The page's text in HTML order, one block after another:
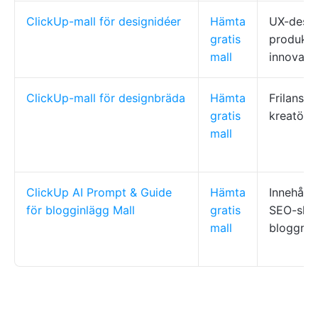
ClickUp-mall för designidéer
Hämta
gratis
mall
UX-
ClickUp-mall för designbräda
Hämta
gratis
mall
ClickUp AI Prompt & Guide
för blogginlägg Mall
Hämta
gratis
mall
SEO-